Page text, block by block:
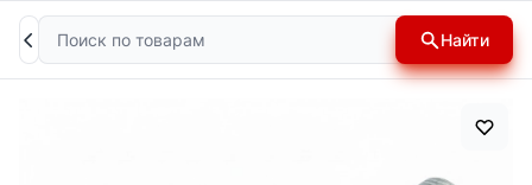
Поиск Найти